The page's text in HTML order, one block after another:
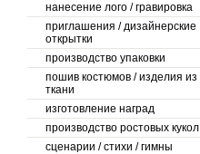
нанесение лого / гравировка
приглашения / дизайнерские
открытки
производство упаковки
пошив костюмов / изделия из
ткани
изготовление наград
производство ростовых кукол
сценарии / стихи / гимны